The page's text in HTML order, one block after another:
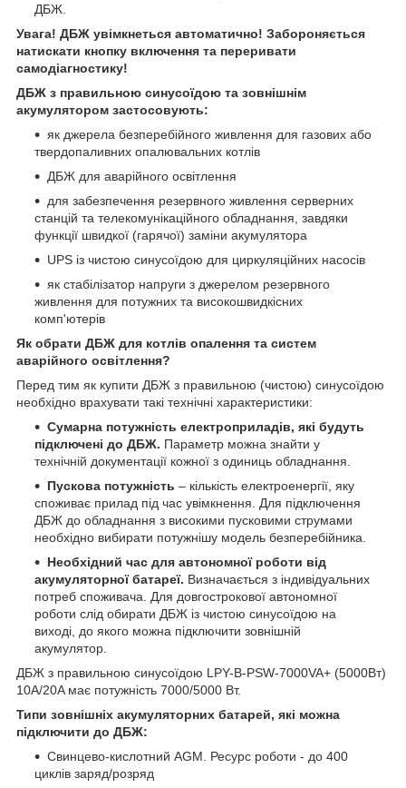
ДБЖ.
Увага! ДБЖ увімкнеться автоматично! Забороняється
натискати кнопку включення та переривати
самодіагностику!
ДБЖ з правильною синусоїдою та зовнішнім
акумулятором застосовують:
як джерела безперебійного живлення для газових або
твердопаливних опалювальних котлів
ДБЖ для аварійного освітлення
для забезпечення резервного живлення серверних
станцій та телекомунікаційного обладнання, завдяки
функції швидкої (гарячої) заміни акумулятора
UPS із чистою синусоїдою для циркуляційних насосів
як стабілізатор напруги з джерелом резервного
живлення для потужних та високошвидкісних
комп'ютерів
Як обрати ДБЖ для котлів опалення та систем
аварійного освітлення?
Перед тим як купити ДБЖ з правильною (чистою) синусоїдою
необхідно врахувати такі технічні характеристики:
Сумарна потужність електроприладів, які будуть
підключені до ДБЖ. Параметр можна знайти у
технічній документації кожної з одиниць обладнання.
Пускова потужність – кількість електроенергії, яку
споживає прилад під час увімкнення. Для підключення
ДБЖ до обладнання з високими пусковими струмами
необхідно вибирати потужнішу модель безперебійника.
Необхідний час для автономної роботи від
акумуляторної батареї. Визначається з індивідуальних
потреб споживача. Для довгострокової автономної
роботи слід обирати ДБЖ із чистою синусоїдою на
виході, до якого можна підключити зовнішній
акумулятор.
ДБЖ з правильною синусоїдою LPY-B-PSW-7000VA+ (5000Вт)
10А/20A має потужність 7000/5000 Вт.
Типи зовнішніх акумуляторних батарей, які можна
підключити до ДБЖ:
Свинцево-кислотний AGM. Ресурс роботи - до 400
циклів заряд/розряд